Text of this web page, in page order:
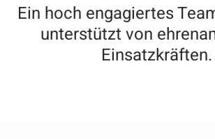
Ein hoch engagiertes
unterstützt von
Einsatzkräften.